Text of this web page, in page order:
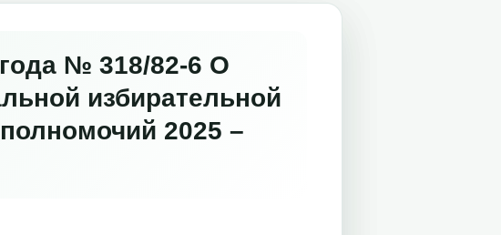
№ 318/82-6 О
избирательной
2025 –